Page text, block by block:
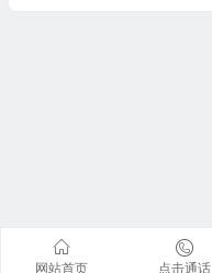
网站首页 点击通话